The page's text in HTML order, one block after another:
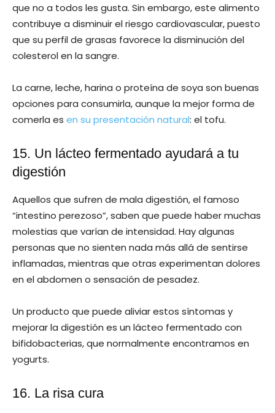
que no a todos les gusta. Sin embargo, este alimento
contribuye a disminuir el riesgo cardiovascular, puesto
que su perfil de grasas favorece la disminución del
colesterol en la sangre.
La carne, leche, harina o proteína de soya son buenas
opciones para consumirla, aunque la mejor forma de
comerla es en su presentación natural: el tofu.
15. Un lácteo fermentado ayudará a tu
digestión
Aquellos que sufren de mala digestión, el famoso
“intestino perezoso”, saben que puede haber muchas
molestias que varían de intensidad. Hay algunas
personas que no sienten nada más allá de sentirse
inflamadas, mientras que otras experimentan dolores
en el abdomen o sensación de pesadez.
Un producto que puede aliviar estos síntomas y
mejorar la digestión es un lácteo fermentado con
bifidobacterias, que normalmente encontramos en
yogurts.
16. La risa cura